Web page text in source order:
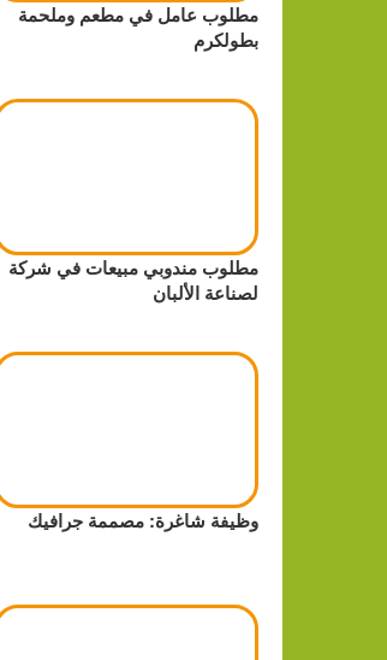
مطلوب عامل في مطعم وملحمة
بطولكرم
مطلوب مندوبي مبيعات في شركة
لصناعة الألبان
وظيفة شاغرة: مصممة جرافيك